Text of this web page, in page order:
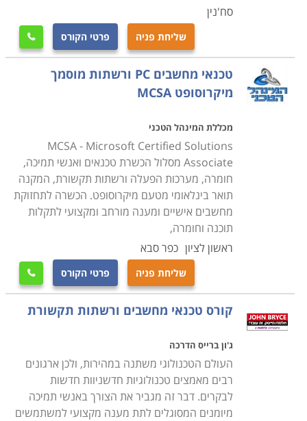
שלהן מעבדות מחשבים משוכללות כאשר במהלך הקורס
המשתתפים מתרגלים באופן מעשי את מה שלמדו ואת
העבודה שבה יעסקו בעתיד.
קורס טכנאי מחשבים ניידים
עוסק בלימוד מעמיק של מבנה המחשב הנייד, חומרה,
פירוק מחשבים ניידים והרכבתם, איתור תקלות, התקנת
תוכנות על מחשב נייד ועוד.
קורס טכנאי מחשבים עם הסמכת MCITP
במסגרת הקורס תלמדו נושאי חומרה וטכנאות, טכנולוגיות
מתקדמות, איתור תקלות, מערכות הפעלה ועוד תחומים
שעליהם אחראי טכנאי המחשבים. במקביל תעסקו גם
בעבודת מנהל רשתות תקשורת ותלמדו איך בונים רשת
תקשורת, איך מתאימים את הרשת לצרכים השוטפים של
הארגון, איך פותרים בעיות וכן הלאה.
מה מקבלים בסוף הקורס
סיום הלימודים מזכה את המשתתפים בתעודת טכנאי שירות
או תחזוקת מחשבים בהתאם למסלול הלימודים ולמכללה
שבה נלמד הקורס. פרק הזמן הדרוש משתנה מקורס לקורס,
והתשלום קשור באופן ישיר למשך זמן הלימודים. קיימים לא
סח'נין
שליחת פניה פרטי הקורס 
טכנאי מחשבים PC ורשתות מוסמך
מיקרוסופט MCSA
מכללת המינהל הטכני
MCSA - Microsoft Certified Solutions
Associate מסלול הכשרת טכנאים ואנשי תמיכה,
חומרה, מערכות הפעלה ורשתות תקשורת, המקנה
תואר בינלאומי מטעם מיקרוסופט. הכשרה לתחזוקת
מחשבים אישיים ומענה מורחב ומקצועי לתקלות
תוכנה וחומרה,
ראשון לציון כפר סבא
שליחת פניה פרטי הקורס 
קורס טכנאי מחשבים ורשתות תקשורת
ג'ון ברייס הדרכה
העולם הטכנולוגי משתנה במהירות, ולכן ארגונים
רבים מאמצים טכנולוגיות חדשניוות חדשות
לבקרים. דבר זה מגביר את הצורך באנשי תמיכה
מיומנים המסוגלים לתת מענה מקצועי למשתמשים